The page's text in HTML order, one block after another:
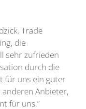
Trade
die
sehr zufrieden
durch die
für uns ein guter
Anbieter,
für uns.“